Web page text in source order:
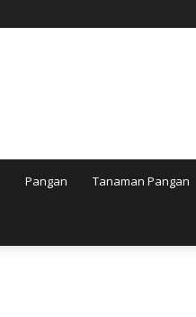
Pangan Tanaman Pangan